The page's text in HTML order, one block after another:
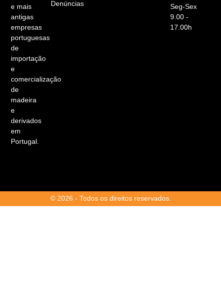
e mais
antigas
empresas
portuguesas
de
importação
e
comercialização
de
madeira
e
derivados
em
Portugal.
Denúncias
Seg-Sex
9.00 -
17.00h
© 2026 - Todos os direitos reservados.